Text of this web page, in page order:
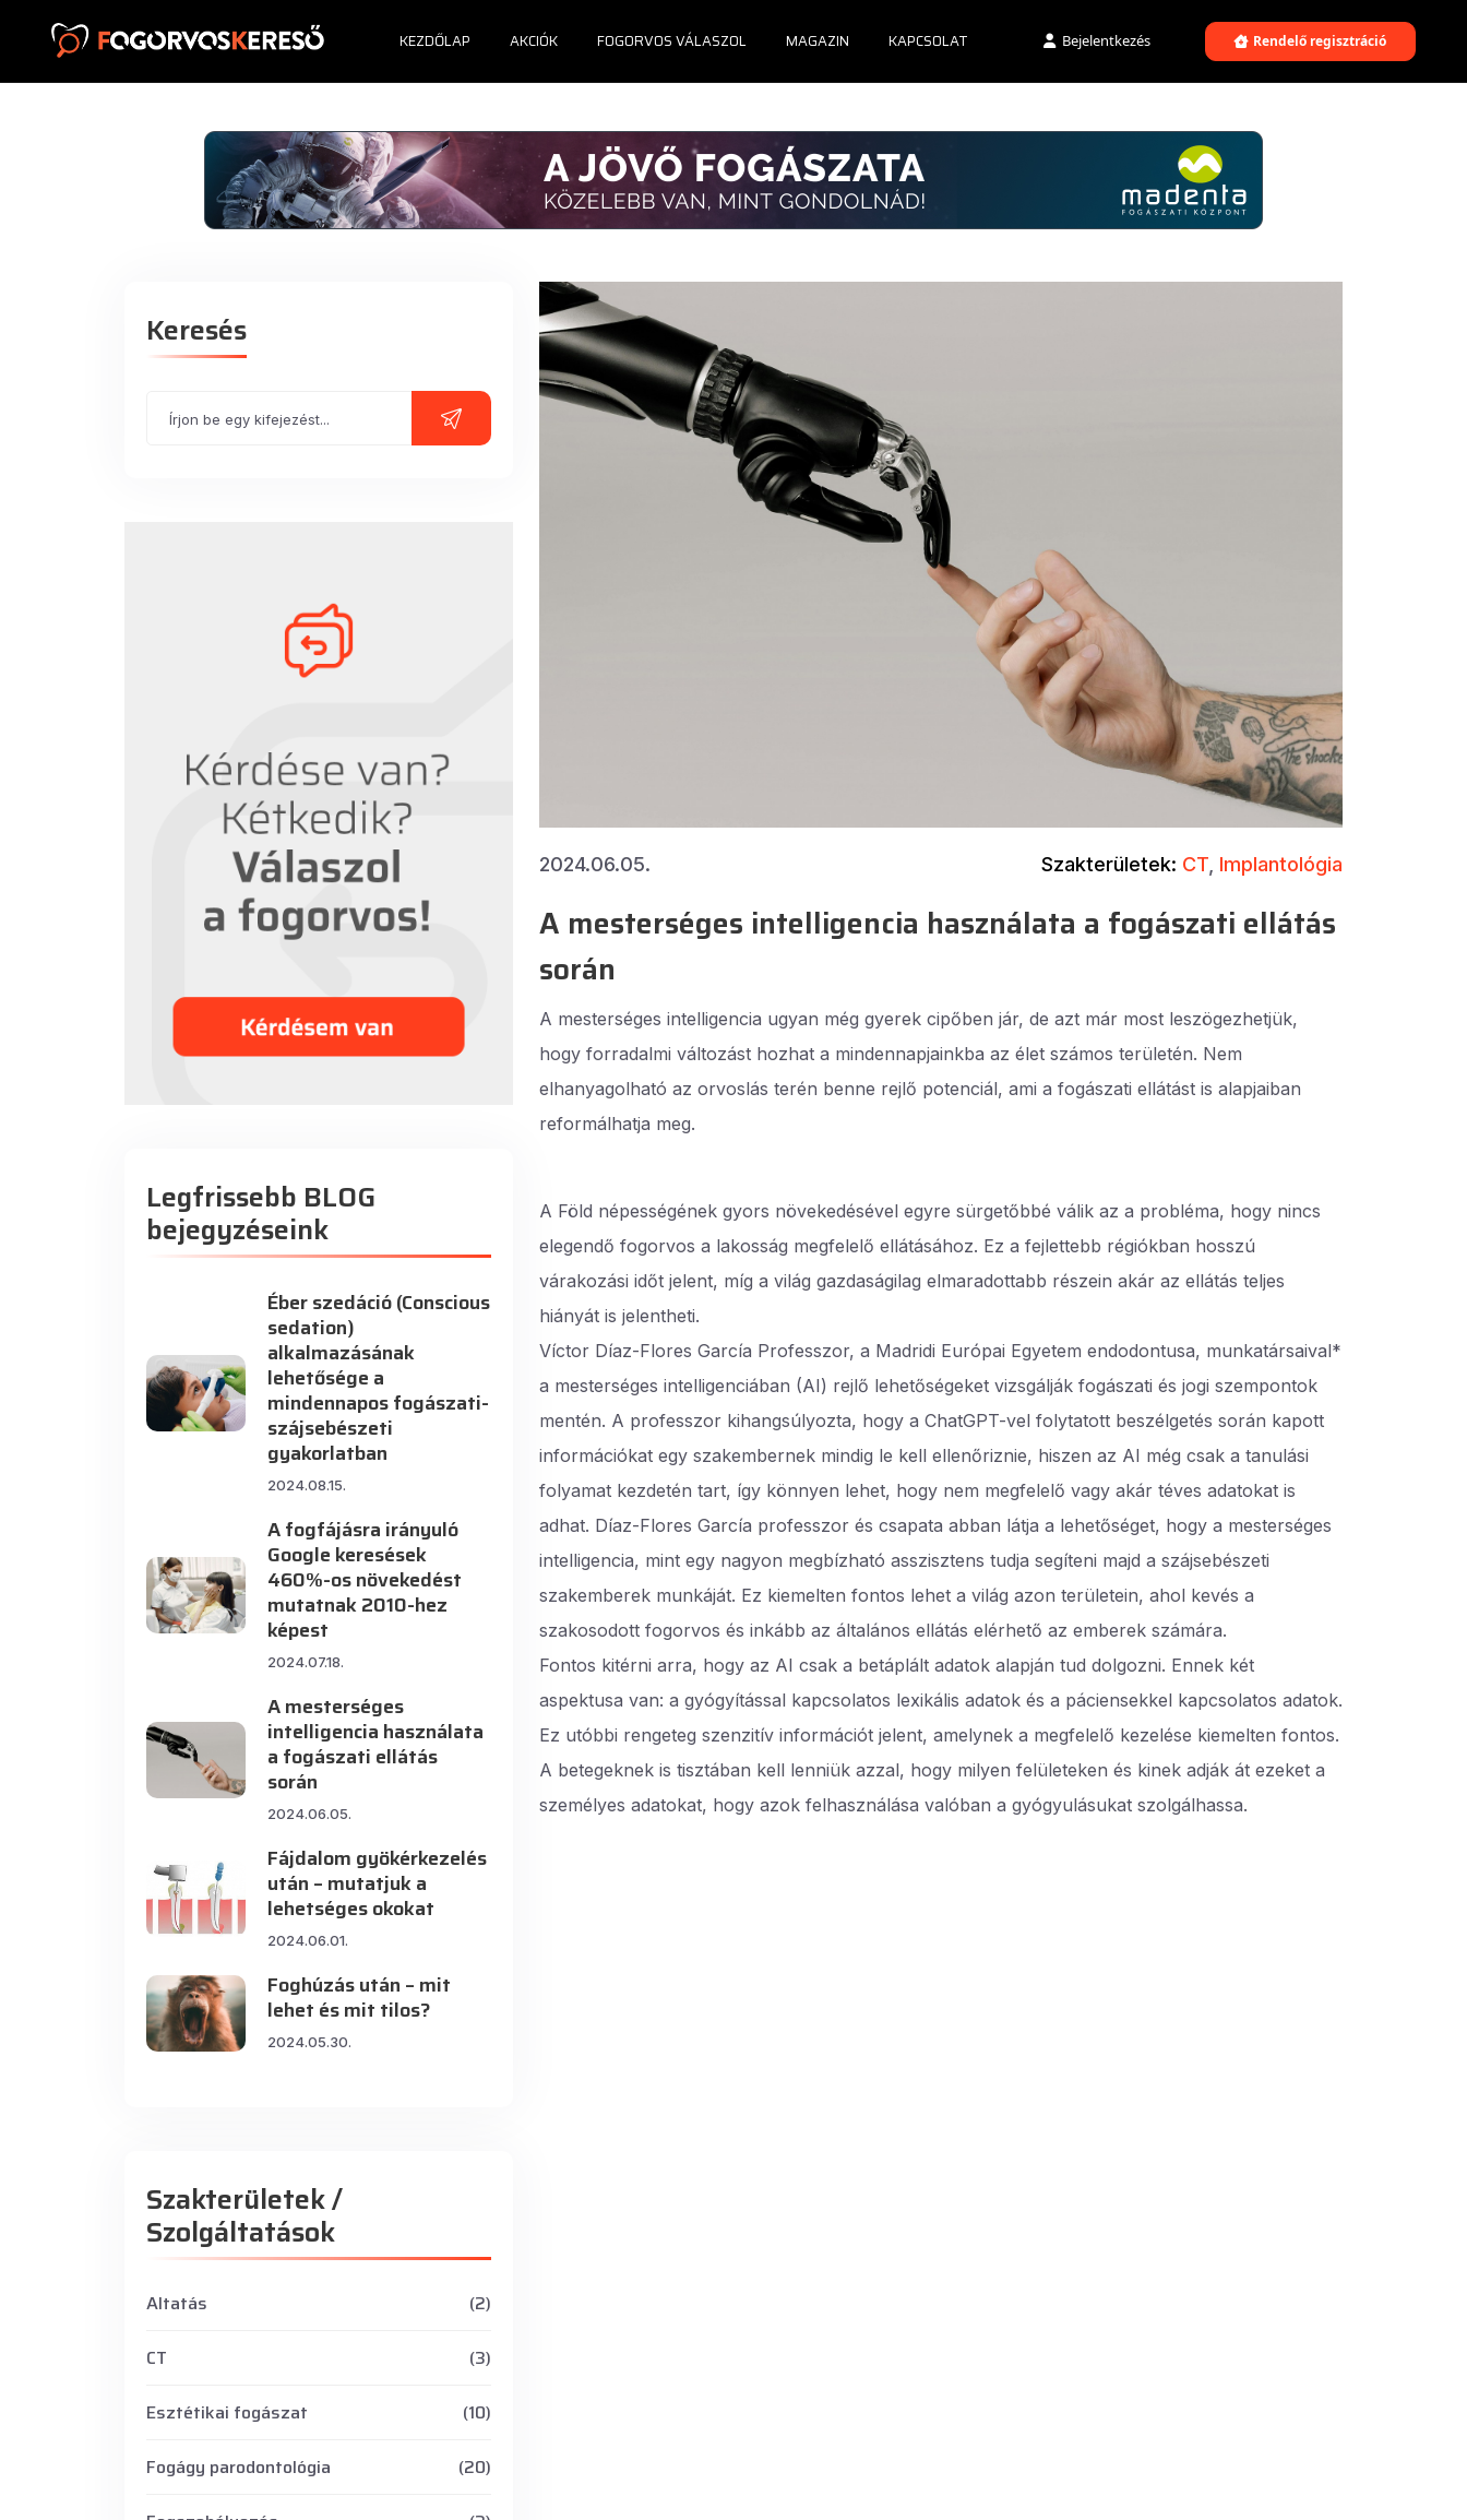
KEZDŐLAP AKCIÓK FOGORVOS VÁLASZOL MAGAZIN KAPCSOLAT Bejelentkezés Rendelő regisztráció
Keresés
Legfrissebb BLOG
bejegyzéseink
Éber szedáció (Conscious
sedation)
alkalmazásának
lehetősége a
mindennapos fogászati-
szájsebészeti
gyakorlatban
2024.08.15.
A fogfájásra irányuló
Google keresések
460%-os növekedést
mutatnak 2010-hez
képest
2024.07.18.
A mesterséges
intelligencia használata
a fogászati ellátás
során
2024.06.05.
Fájdalom gyökérkezelés
után – mutatjuk a
lehetséges okokat
2024.06.01.
Foghúzás után – mit
lehet és mit tilos?
2024.05.30.
Szakterületek /
Szolgáltatások
Altatás
(2)
CT
(3)
Esztétikai fogászat
(10)
Fogágy parodontológia
(20)
2024.06.05. Szakterületek: CT Implantológia
A mesterséges intelligencia használata a fogászati ellátás
során
A mesterséges intelligencia ugyan még gyerek cipőben jár, de azt már most leszögezhetjük,
hogy forradalmi változást hozhat a mindennapjainkba az élet számos területén. Nem
elhanyagolható az orvoslás terén benne rejlő potenciál, ami a fogászati ellátást is alapjaiban
reformálhatja meg.
A Föld népességének gyors növekedésével egyre sürgetőbbé válik az a probléma, hogy nincs
elegendő fogorvos a lakosság megfelelő ellátásához. Ez a fejlettebb régiókban hosszú
várakozási időt jelent, míg a világ gazdaságilag elmaradottabb részein akár az ellátás teljes
hiányát is jelentheti.
Víctor Díaz-Flores García Professzor, a Madridi Európai Egyetem endodontusa, munkatársaival*
a mesterséges intelligenciában (AI) rejlő lehetőségeket vizsgálják fogászati és jogi szempontok
mentén. A professzor kihangsúlyozta, hogy a ChatGPT-vel folytatott beszélgetés során kapott
információkat egy szakembernek mindig le kell ellenőriznie, hiszen az AI még csak a tanulási
folyamat kezdetén tart, így könnyen lehet, hogy nem megfelelő vagy akár téves adatokat is
adhat. Díaz-Flores García professzor és csapata abban látja a lehetőséget, hogy a mesterséges
intelligencia, mint egy nagyon megbízható asszisztens tudja segíteni majd a szájsebészeti
szakemberek munkáját. Ez kiemelten fontos lehet a világ azon területein, ahol kevés a
szakosodott fogorvos és inkább az általános ellátás elérhető az emberek számára.
Fontos kitérni arra, hogy az AI csak a betáplált adatok alapján tud dolgozni. Ennek két
aspektusa van: a gyógyítással kapcsolatos lexikális adatok és a páciensekkel kapcsolatos adatok.
Ez utóbbi rengeteg szenzitív információt jelent, amelynek a megfelelő kezelése kiemelten fontos.
A betegeknek is tisztában kell lenniük azzal, hogy milyen felületeken és kinek adják át ezeket a
személyes adatokat, hogy azok felhasználása valóban a gyógyulásukat szolgálhassa.